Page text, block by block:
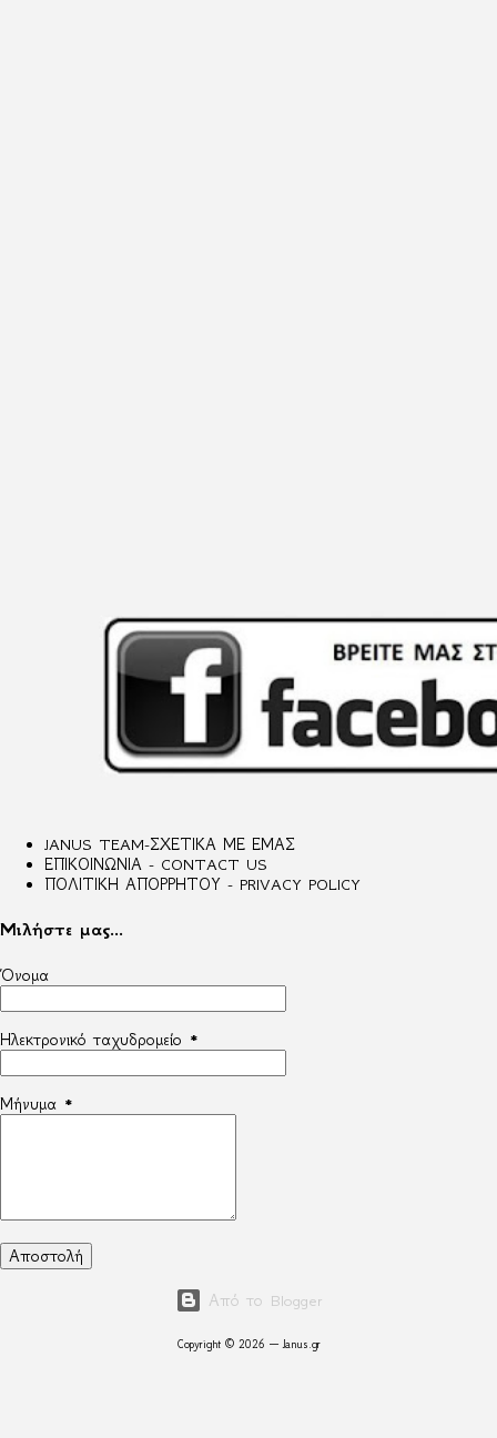
JANUS TEAM-ΣΧΕΤΙΚΑ ΜΕ ΕΜΑΣ
ΕΠΙΚΟΙΝΩΝΙΑ - CONTACT US
ΠΟΛΙΤΙΚΗ ΑΠΟΡΡΗΤΟΥ - PRIVACY POLICY
Μιλήστε μας...
Όνομα
Ηλεκτρονικό ταχυδρομείο *
Μήνυμα *
Από το Blogger
Copyright © 2026 — Janus.gr